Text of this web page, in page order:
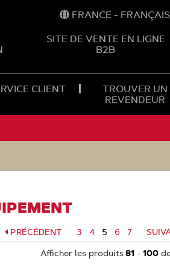
FRANCE - FRANÇAIS
SITE DE VENTE EN LIGNE
B2B
CLIENT
TROUVER UN
REVENDEUR
PRÉCÉDENT
Page
Page
3 Page
4 5 Page
6 Page
7
Page
Afficher les produits81 - 100